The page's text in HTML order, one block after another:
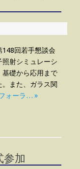
148回若手懇談会
射シミュレーシ
基礎から応用まで
また、ガラス関
ォーラ… »
参加